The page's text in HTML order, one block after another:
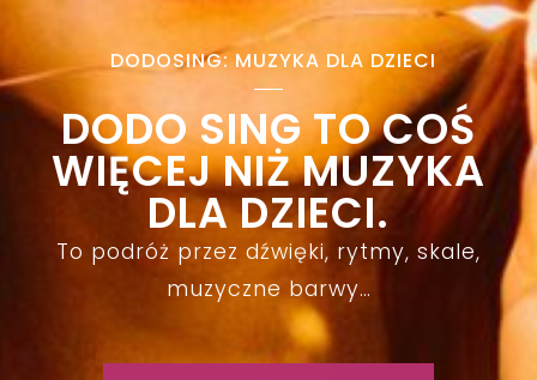
DODOSING: MUZYKA DLA DZIECI
DODO SING TO COŚ
WIĘCEJ NIŻ MUZYKA
DLA DZIECI.
To podróż przez dźwięki, rytmy, skale,
muzyczne barwy…